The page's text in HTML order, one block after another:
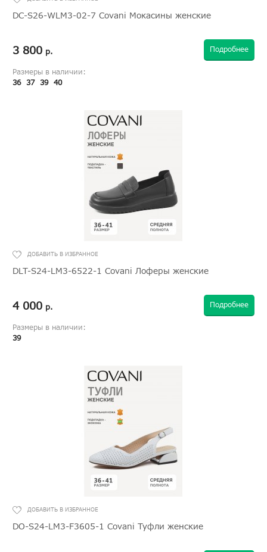
DC-S26-WLM3-02-7 Covani Мокасины женские
3 800 р. Подробнее
Размеры в наличии:
36 37 39 40
DLT-S24-LM3-6522-1 Covani Лоферы женские
4 000 р. Подробнее
Размеры в наличии:
39
DO-S24-LM3-F3605-1 Covani Туфли женские